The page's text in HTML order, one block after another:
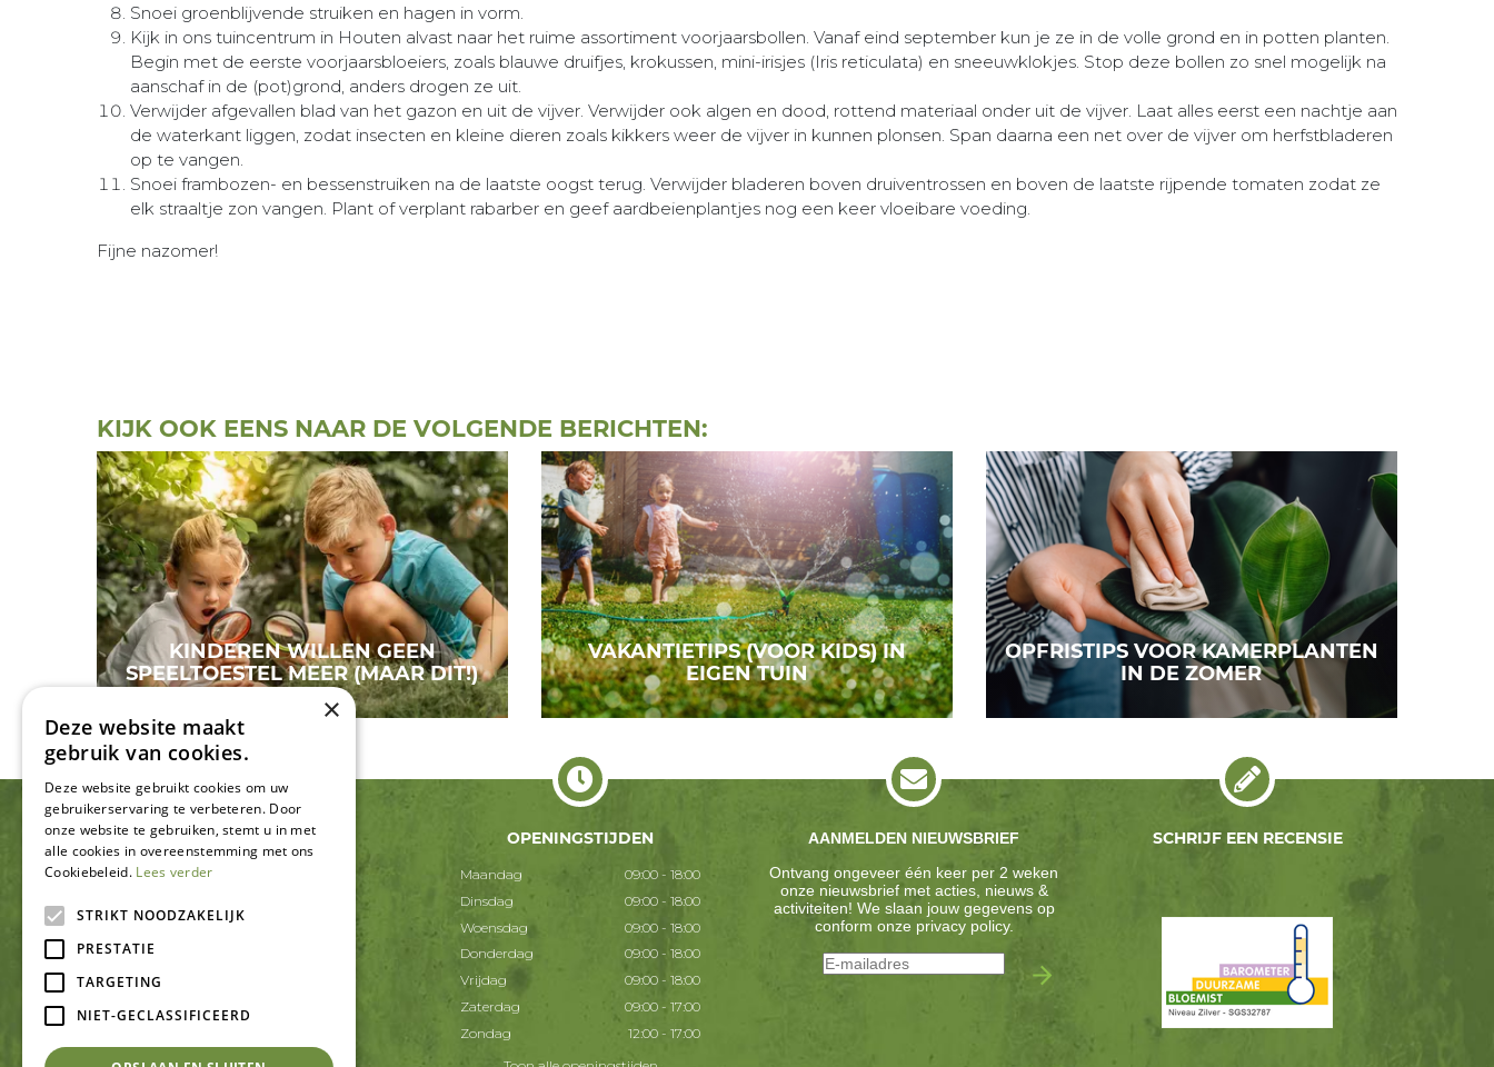
Snoei groenblijvende struiken en hagen in vorm.
Kijk in ons tuincentrum in Houten alvast naar het ruime assortiment voorjaarsbollen. Vanaf eind september kun je ze in de volle grond en in potten planten.
Begin met de eerste voorjaarsbloeiers, zoals blauwe druifjes, krokussen, mini-irisjes (Iris reticulata) en sneeuwklokjes. Stop deze bollen zo snel mogelijk na
aanschaf in de (pot)grond, anders drogen ze uit.
Verwijder afgevallen blad van het gazon en uit de vijver. Verwijder ook algen en dood, rottend materiaal onder uit de vijver. Laat alles eerst een nachtje aan
de waterkant liggen, zodat insecten en kleine dieren zoals kikkers weer de vijver in kunnen plonsen. Span daarna een net over de vijver om herfstbladeren
op te vangen.
Snoei frambozen- en bessenstruiken na de laatste oogst terug. Verwijder bladeren boven druiventrossen en boven de laatste rijpende tomaten zodat ze
elk straaltje zon vangen. Plant of verplant rabarber en geef aardbeienplantjes nog een keer vloeibare voeding.
Fijne nazomer!
KIJK OOK EENS NAAR DE VOLGENDE BERICHTEN:
KINDEREN WILLEN GEEN
SPEELTOESTEL MEER (MAAR DIT!)
VAKANTIETIPS (VOOR KIDS) IN
EIGEN TUIN
OPFRISTIPS VOOR KAMERPLANTEN
IN DE ZOMER
CONTACT
Tuincentrum De Schouw
3991 AT Houten
OPENINGSTIJDEN
Maandag
09:00 - 18:00
Dinsdag
09:00 - 18:00
Woensdag
09:00 - 18:00
Donderdag
09:00 - 18:00
Vrijdag
09:00 - 18:00
Zaterdag
09:00 - 17:00
Zondag
12:00 - 17:00
AANMELDEN NIEUWSBRIEF
Ontvang ongeveer één keer per 2 weken
onze nieuwsbrief met acties, nieuws &
activiteiten! We slaan jouw gegevens op
conform onze privacy policy.
SCHRIJF EEN RECENSIE
×
Deze website maakt
gebruik van cookies.
Deze website gebruikt cookies om uw
gebruikerservaring te verbeteren. Door
onze website te gebruiken, stemt u in met
alle cookies in overeenstemming met ons
Cookiebeleid. Lees verder
STRIKT NOODZAKELIJK
PRESTATIE
TARGETING
NIET-GECLASSIFICEERD